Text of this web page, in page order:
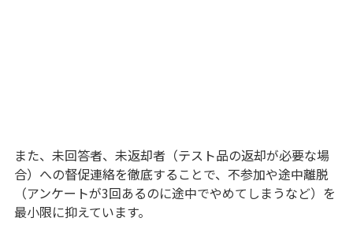
また、未回答者、未返却者（テスト品の返却が必要な場
合）への督促連絡を徹底することで、不参加や途中離脱
（アンケートが3回あるのに途中でやめてしまうなど）を
最小限に抑えています。